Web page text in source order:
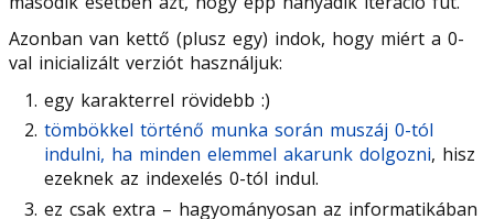
Azonban van kettő (plusz egy) indok, hogy miért a 0-
val inicializált verziót használjuk:
egy karakterrel rövidebb :)
tömbökkel történő munka során muszáj 0-tól
indulni, ha minden elemmel akarunk dolgozni, hisz
ezeknek az indexelés 0-tól indul.
ez csak extra – hagyományosan az informatikában